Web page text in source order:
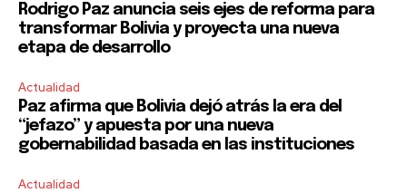
Rodrigo Paz anuncia seis ejes de reforma para
transformar Bolivia y proyecta una nueva
etapa de desarrollo
Actualidad
Paz afirma que Bolivia dejó atrás la era del
“jefazo” y apuesta por una nueva
gobernabilidad basada en las instituciones
Actualidad